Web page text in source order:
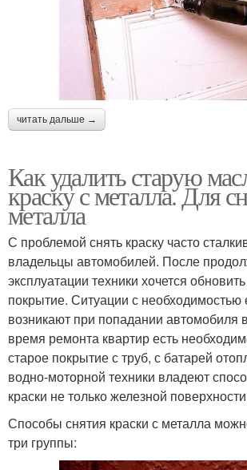
читать дальше →
Как удалить старую
краску с металла. Для
металла
С проблемой снять краску часто
владельцы автомобилей. После
эксплуатации техники хочется
покрытие. Ситуации с необходимостью
возникают при попадании автомобиля
время ремонта квартир есть
старое покрытие с труб, с батарей
водно-моторной техники владеют
краски не только железной
Способы снятия краски с металла
три группы: